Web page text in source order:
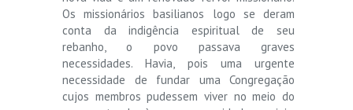
Os missionários basilianos logo se deram
conta da indigência espiritual de seu
rebanho, o povo passava graves
necessidades. Havia, pois uma urgente
necessidade de fundar uma Congregação
cujos membros pudessem viver no meio do